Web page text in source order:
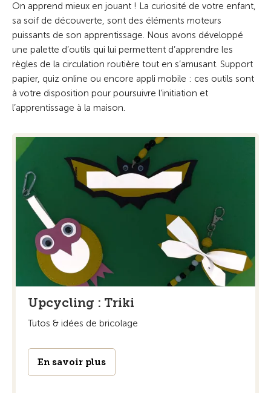
On apprend mieux en jouant ! La curiosité de votre enfant,
sa soif de découverte, sont des éléments moteurs
puissants de son apprentissage. Nous avons développé
une palette d’outils qui lui permettent d’apprendre les
règles de la circulation routière tout en s’amusant. Support
papier, quiz online ou encore appli mobile : ces outils sont
à votre disposition pour poursuivre l’initiation et
l’apprentissage à la maison.
Upcycling : Triki
Tutos & idées de bricolage
En savoir plus